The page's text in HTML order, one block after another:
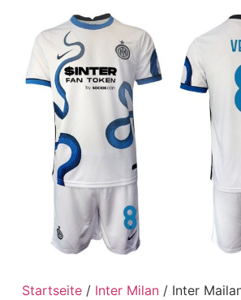
Startseite/ Inter Milan/ Inter